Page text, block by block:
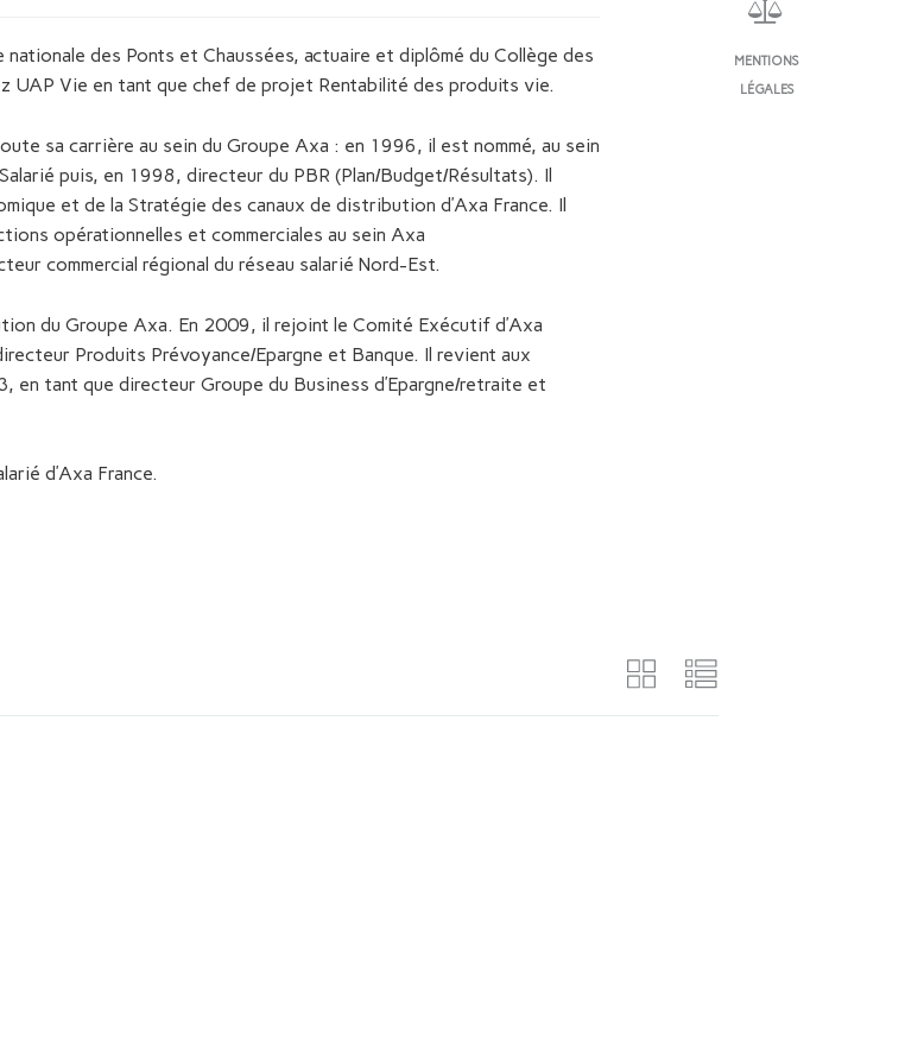
MENTIONS
LÉGALES
nationale des Ponts et Chaussées, actuaire et diplômé du Collège des
UAP Vie en tant que chef de projet Rentabilité des produits vie.
sa carrière au sein du Groupe Axa : en 1996, il est nommé, au sein
puis, en 1998, directeur du PBR (Plan/Budget/Résultats). Il
et de la Stratégie des canaux de distribution d’Axa France. Il
opérationnelles et commerciales au sein Axa
commercial régional du réseau salarié Nord-Est.
du Groupe Axa. En 2009, il rejoint le Comité Exécutif d’Axa
Produits Prévoyance/Epargne et Banque. Il revient aux
tant que directeur Groupe du Business d’Epargne/retraite et
d’Axa France.